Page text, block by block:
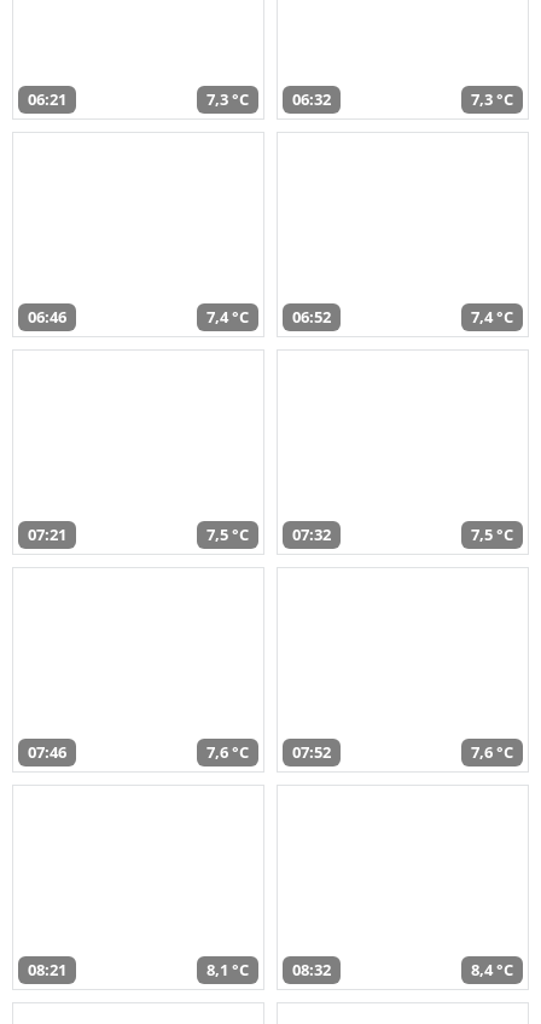
06:21 7,3 °C 06:32 7,3 °C
06:46 7,4 °C 06:52 7,4 °C
07:21 7,5 °C 07:32 7,5 °C
07:46 7,6 °C 07:52 7,6 °C
08:21 8,1 °C 08:32 8,4 °C